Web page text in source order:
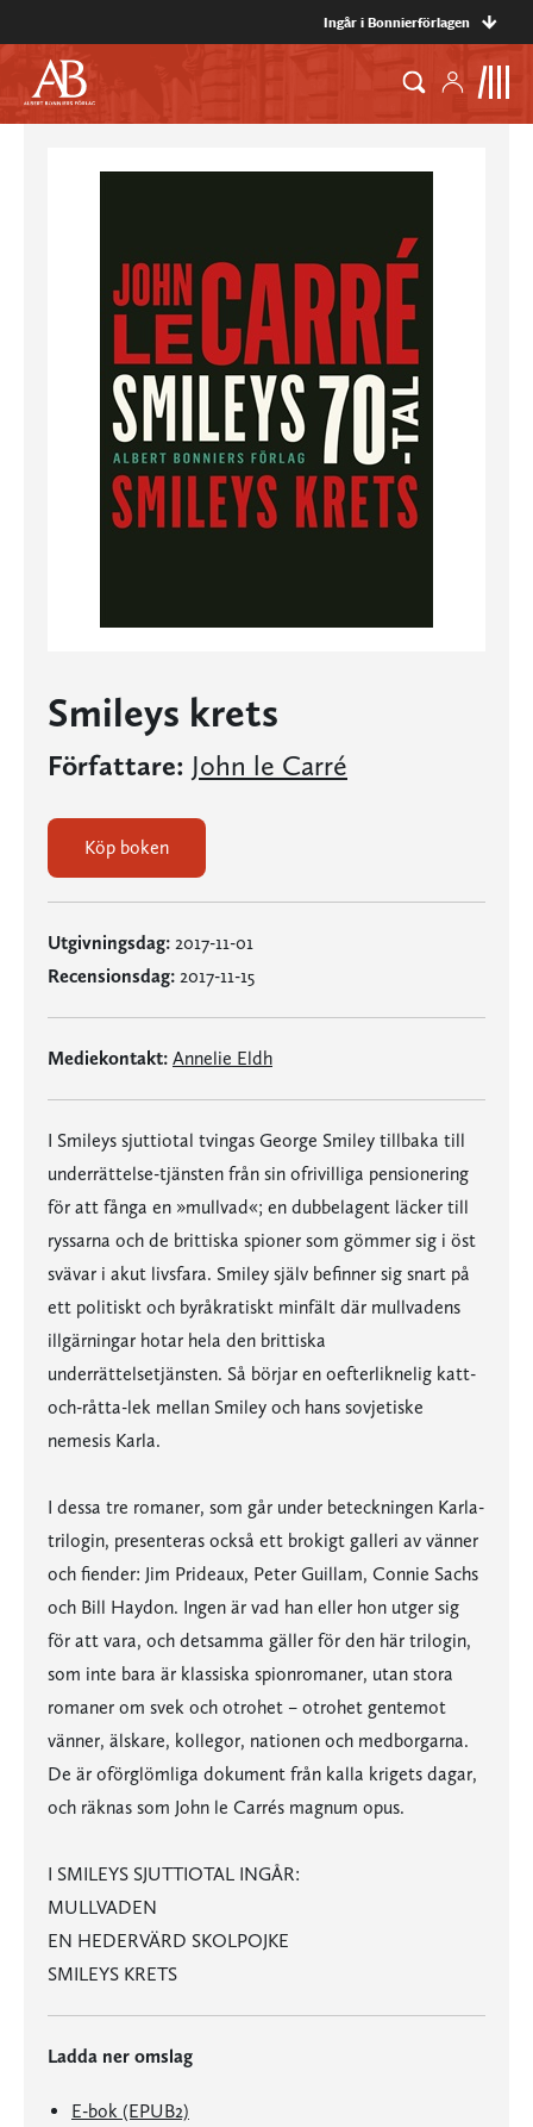
Ingår i Bonnierförlagen
Smileys krets
Författare: John le Carré
Köp boken
Utgivningsdag: 2017-11-01
Recensionsdag: 2017-11-15
Mediekontakt: Annelie Eldh
I Smileys sjuttiotal tvingas George Smiley tillbaka till
underrättelse-tjänsten från sin ofrivilliga pensionering
för att fånga en »mullvad«; en dubbelagent läcker till
ryssarna och de brittiska spioner som gömmer sig i öst
svävar i akut livsfara. Smiley själv befinner sig snart på
ett politiskt och byråkratiskt minfält där mullvadens
illgärningar hotar hela den brittiska
underrättelsetjänsten. Så börjar en oefterliknelig katt-
och-råtta-lek mellan Smiley och hans sovjetiske
nemesis Karla.
I dessa tre romaner, som går under beteckningen Karla-
trilogin, presenteras också ett brokigt galleri av vänner
och fiender: Jim Prideaux, Peter Guillam, Connie Sachs
och Bill Haydon. Ingen är vad han eller hon utger sig
för att vara, och detsamma gäller för den här trilogin,
som inte bara är klassiska spionromaner, utan stora
romaner om svek och otrohet – otrohet gentemot
vänner, älskare, kollegor, nationen och medborgarna.
De är oförglömliga dokument från kalla krigets dagar,
och räknas som John le Carrés magnum opus.
I SMILEYS SJUTTIOTAL INGÅR:
MULLVADEN
EN HEDERVÄRD SKOLPOJKE
SMILEYS KRETS
Ladda ner omslag
E-bok (EPUB2)